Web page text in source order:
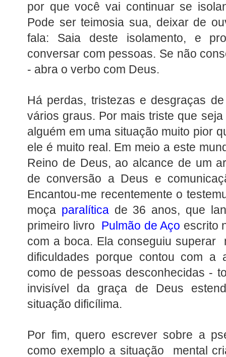
por que você vai continuar se
Pode ser teimosia sua, deixar de
fala: Saia deste isolamento, e
conversar com pessoas. Se não
- abra o verbo com Deus.
Há perdas, tristezas e desgraças
vários graus. Por mais triste que
alguém em uma situação muito pior
ele é muito real. Em meio a este
Reino de Deus, ao alcance de um
de conversão a Deus e
Encantou-me recentemente o
moça paralíticade 36 anos, que
primeiro livro
Pulmão de Aço escrito
com a boca. Ela conseguiu superar
dificuldades porque contou com a
como de pessoas desconhecidas -
invisível da graça de Deus
situação dificílima.
Por fim, quero escrever sobre a
como exemplo a situação mental